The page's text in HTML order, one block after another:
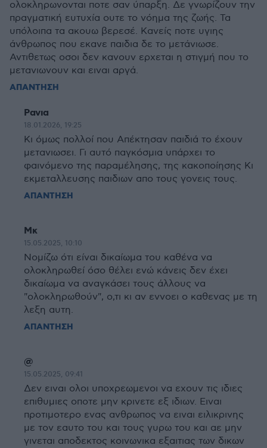
ολοκληρωνονται ποτε σαν ύπαρξη. Δε γνωρίζουν την
πραγματική ευτυχία ουτε το νόημα της ζωής. Τα
υπόλοιπα τα ακουω βερεσέ. Κανείς ποτε υγιης
άνθρωπος που εκανε παιδια δε το μετάνιωσε.
Αντιθετως οσοι δεν κανουν ερχεται η στιγμή που το
μετανιωνουν και ειναι αργά.
ΑΠΑΝΤΗΣΗ
Ρανια
18.01.2026, 19:25
Κι όμως πολλοί που Απέκτησαν παιδιά το έχουν
μετανιωσει. Γι αυτό παγκόσμια υπάρχει το
φαινόμενο της παραμέλησης, της κακοποίησης Κι
εκμεταλλευσης παιδιων απο τους γονεις τους.
ΑΠΑΝΤΗΣΗ
Μκ
15.05.2025, 10:10
Νομίζω ότι είναι δικαίωμα του καθένα να
ολοκληρωθεί όσο θέλει ενώ κάνεις δεν έχει
δικαίωμα να αναγκάσει τους άλλους να
"ολοκληρωθούν", ο,τι κι αν εννοει ο καθενας με τη
λεξη αυτη.
ΑΠΑΝΤΗΣΗ
@
15.05.2025, 09:41
Δεν ειναι ολοι υποχρεωμενοι να εχουν τις ιδιες
επιθυμιες οποτε μην κρινετε εξ ιδιων. Ειναι
προτιμοτερο ενας ανθρωπος να ειναι ειλικρινης
με τον εαυτο του και τους γυρω του και αε μην
γινεται αποδεκτος κοινωνικα εξαιτιας των δικων